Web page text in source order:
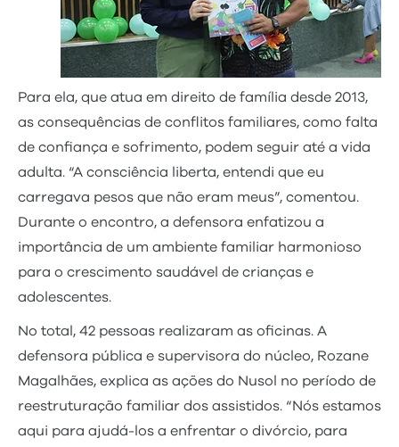
Para ela, que atua em direito de família desde 2013,
as consequências de conflitos familiares, como falta
de confiança e sofrimento, podem seguir até a vida
adulta. “A consciência liberta, entendi que eu
carregava pesos que não eram meus”, comentou.
Durante o encontro, a defensora enfatizou a
importância de um ambiente familiar harmonioso
para o crescimento saudável de crianças e
adolescentes.
No total, 42 pessoas realizaram as oficinas. A
defensora pública e supervisora do núcleo, Rozane
Magalhães, explica as ações do Nusol no período de
reestruturação familiar dos assistidos. “Nós estamos
aqui para ajudá-los a enfrentar o divórcio, para